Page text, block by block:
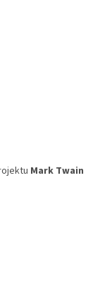
Mark Twain